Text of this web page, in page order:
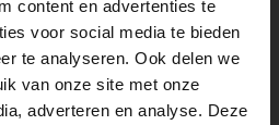
content en advertenties te
voor social media te bieden
te analyseren. Ook delen we
van onze site met onze
adverteren en analyse. Deze